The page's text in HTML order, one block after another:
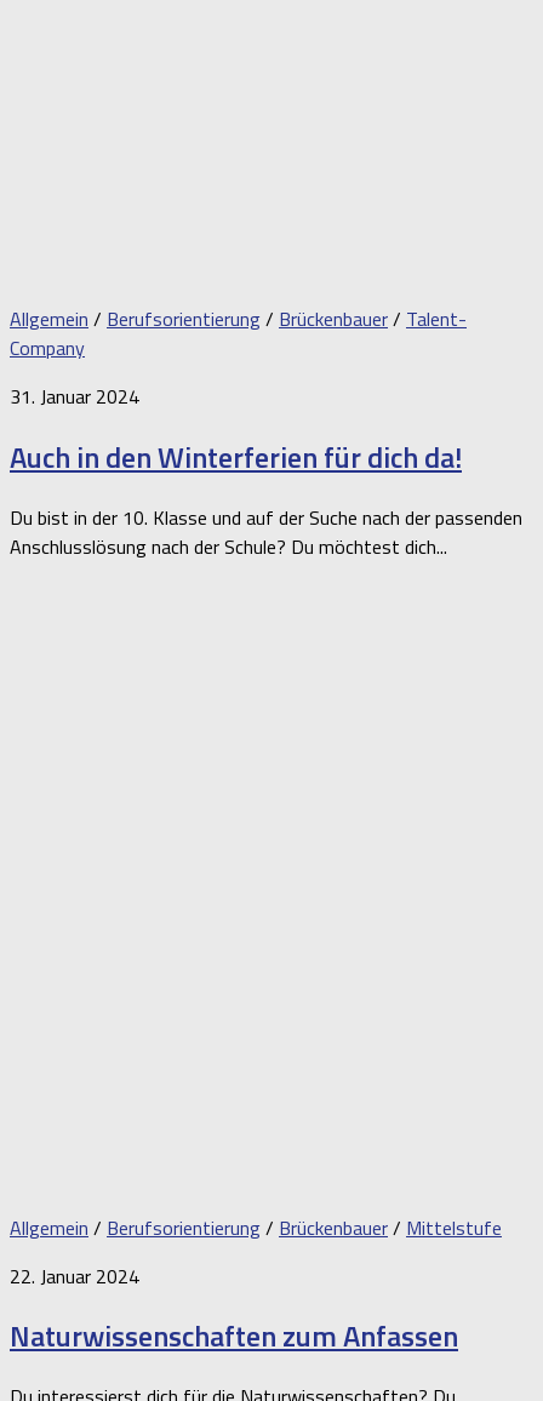
Allgemein / Berufsorientierung/ Brückenbauer/ Talent-
Company
31. Januar 2024
Auch in den Winterferien für dich da!
Du bist in der 10. Klasse und auf der Suche nach der passenden
Anschlusslösung nach der Schule? Du möchtest dich...
Allgemein / Berufsorientierung/ Brückenbauer/ Mittelstufe
22. Januar 2024
Naturwissenschaften zum Anfassen